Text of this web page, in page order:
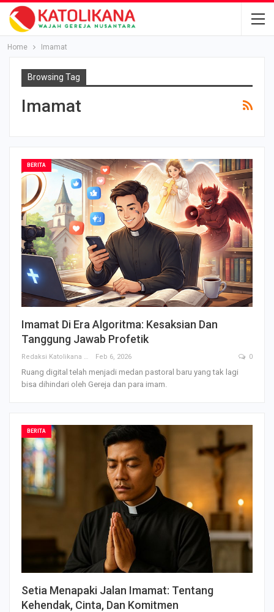
Home Imamat
Browsing Tag
Imamat
BERITA
Imamat Di Era Algoritma: Kesaksian Dan
Tanggung Jawab Profetik
Redaksi Katolikana Feb 6, 2026 0
Ruang digital telah menjadi medan pastoral baru yang tak lagi
bisa dihindari oleh Gereja dan para imam.
BERITA
Setia Menapaki Jalan Imamat: Tentang
Kehendak, Cinta, Dan Komitmen